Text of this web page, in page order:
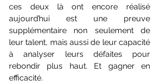
ces deux là ont encore réalisé
aujourd’hui est une preuve
supplémentaire non seulement de
leur talent, mais aussi de leur capacité
à analyser leurs défaites pour
rebondir plus haut. Et gagner en
efficacité.